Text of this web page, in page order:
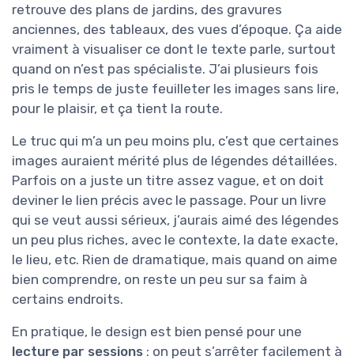
retrouve des plans de jardins, des gravures
anciennes, des tableaux, des vues d’époque. Ça aide
vraiment à visualiser ce dont le texte parle, surtout
quand on n’est pas spécialiste. J’ai plusieurs fois
pris le temps de juste feuilleter les images sans lire,
pour le plaisir, et ça tient la route.
Le truc qui m’a un peu moins plu, c’est que certaines
images auraient mérité plus de légendes détaillées.
Parfois on a juste un titre assez vague, et on doit
deviner le lien précis avec le passage. Pour un livre
qui se veut aussi sérieux, j’aurais aimé des légendes
un peu plus riches, avec le contexte, la date exacte,
le lieu, etc. Rien de dramatique, mais quand on aime
bien comprendre, on reste un peu sur sa faim à
certains endroits.
En pratique, le design est bien pensé pour une
lecture par sessions : on peut s’arrêter facilement à